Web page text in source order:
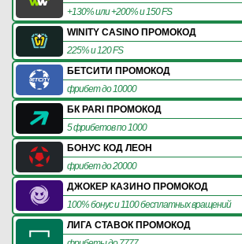
+130% или +200% и 150 FS
WINITY CASINO ПРОМОКОД
225% и 120 FS
БЕТСИТИ ПРОМОКОД
фрибет до 10000
БК PARI ПРОМОКОД
5 фрибетов по 1000
БОНУС КОД ЛЕОН
фрибет до 20000
ДЖОКЕР КАЗИНО ПРОМОКОД
100% бонус и 1100 бесплатных вращений
ЛИГА СТАВОК ПРОМОКОД